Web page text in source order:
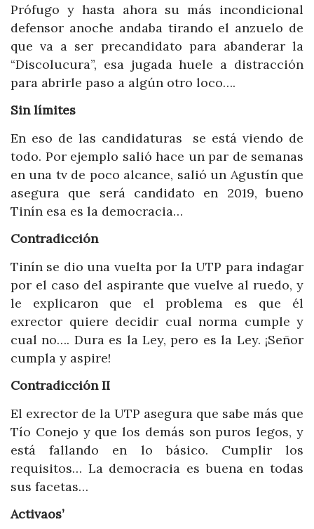
Prófugo y hasta ahora su más incondicional
defensor anoche andaba tirando el anzuelo de
que va a ser precandidato para abanderar la
“Discolucura”, esa jugada huele a distracción
para abrirle paso a algún otro loco….
Sin límites
En eso de las candidaturas se está viendo de
todo. Por ejemplo salió hace un par de semanas
en una tv de poco alcance, salió un Agustín que
asegura que será candidato en 2019, bueno
Tinín esa es la democracia…
Contradicción
Tinín se dio una vuelta por la UTP para indagar
por el caso del aspirante que vuelve al ruedo, y
le explicaron que el problema es que él
exrector quiere decidir cual norma cumple y
cual no…. Dura es la Ley, pero es la Ley. ¡Señor
cumpla y aspire!
Contradicción II
El exrector de la UTP asegura que sabe más que
Tío Conejo y que los demás son puros legos, y
está fallando en lo básico. Cumplir los
requisitos… La democracia es buena en todas
sus facetas…
Activaos’